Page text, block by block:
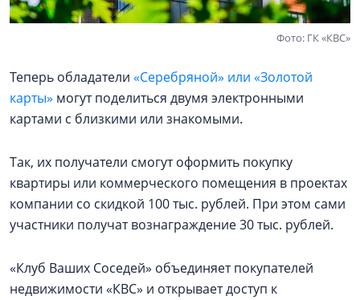
Фото: ГК «КВС»
Теперь обладатели «Серебряной» или «Золотой
карты» могут поделиться двумя электронными
картами с близкими или знакомыми.
Так, их получатели смогут оформить покупку
квартиры или коммерческого помещения в проектах
компании со скидкой 100 тыс. рублей. При этом сами
участники получат вознаграждение 30 тыс. рублей.
«Клуб Ваших Соседей» объединяет покупателей
недвижимости «КВС» и открывает доступ к